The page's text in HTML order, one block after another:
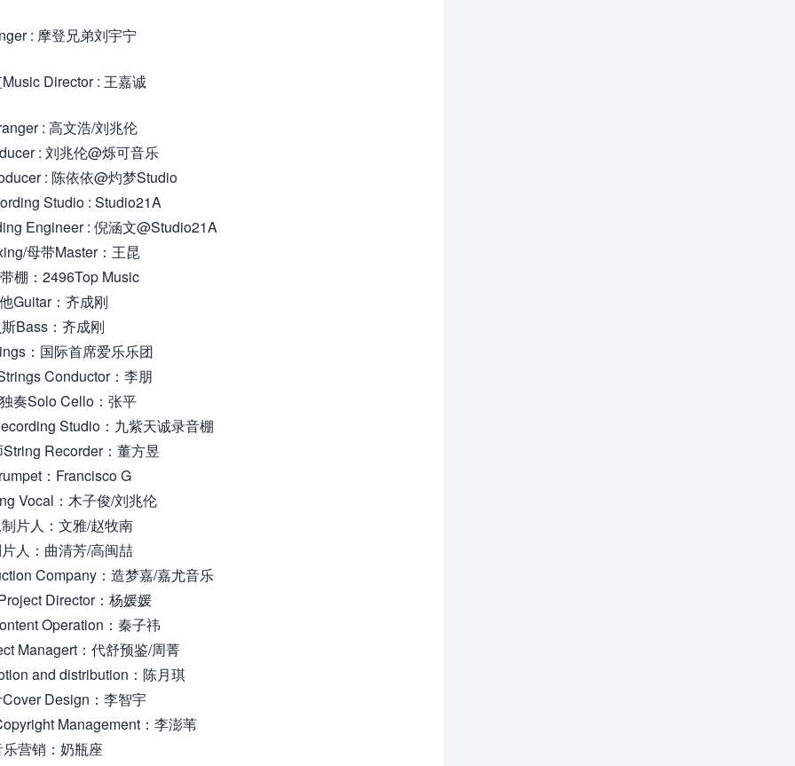
: 摩登兄弟刘宇宁
Director : 王嘉诚
: 高文浩/刘兆伦
: 刘兆伦@烁可音乐
: 陈依依@灼梦Studio
Studio : Studio21A
Engineer : 倪涵文@Studio21A
母带Master：王昆
棚：2496Top Music
Guitar：齐成刚
Bass：齐成刚
：国际首席爱乐乐团
Conductor：李朋
奏Solo Cello：张平
Studio：九紫天诚录音棚
Recorder：董方昱
：Francisco G
Vocal：木子俊/刘兆伦
片人：文雅/赵牧南
人：曲清芳/高闽喆
Company：造梦嘉/嘉尤音乐
Director：杨媛媛
Operation：秦子祎
Managert：代舒预鉴/周菁
and distribution：陈月琪
Design：李智宇
Management：李澎苇
营销：奶瓶座